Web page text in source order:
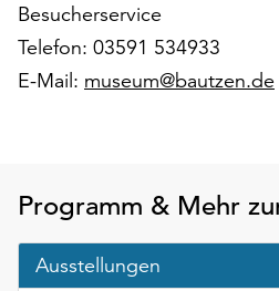
verwendeten
Cookies
anpassen,
über
Schaltfläche
„Auswählen“.
Besucherservice
Telefon: 03591 534933
E-Mail: museum@bautzen.de
Programm & Mehr
Ausstellungen